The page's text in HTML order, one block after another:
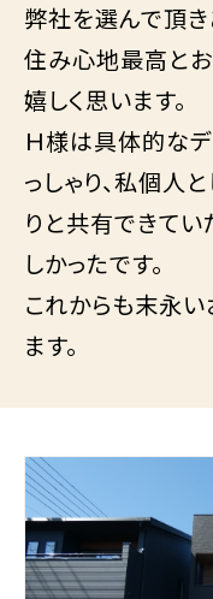
弊社を選んで頂き
住み心地最高とお
嬉しく思います。
Ｈ様は具体的な
っしゃり、私個人
りと共有できてい
しかったです。
これからも末永
ます。